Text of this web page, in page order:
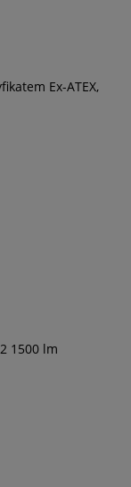
Ex-ATEX,
1500 lm